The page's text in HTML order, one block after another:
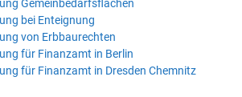
Gemeinbedarfsflächen
bei Enteignung
von Erbbaurechten
für Finanzamt in Berlin
für Finanzamt in Dresden Chemnitz